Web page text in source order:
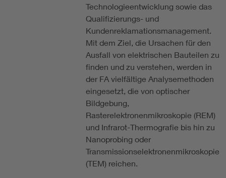
Technologieentwicklung sowie das
Qualifizierungs- und
Kundenreklamationsmanagement.
Mit dem Ziel, die Ursachen für den
Ausfall von elektrischen Bauteilen zu
finden und zu verstehen, werden in
der FA vielfältige Analysemethoden
eingesetzt, die von optischer
Bildgebung,
Rasterelektronenmikroskopie (REM)
und Infrarot-Thermografie bis hin zu
Nanoprobing oder
Transmissionselektronenmikroskopie
(TEM) reichen.